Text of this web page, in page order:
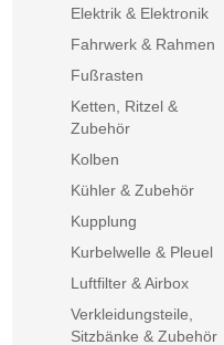
Elektrik & Elektronik
Fahrwerk & Rahmen
Fußrasten
Ketten, Ritzel &
Zubehör
Kolben
Kühler & Zubehör
Kupplung
Kurbelwelle & Pleuel
Luftfilter & Airbox
Verkleidungsteile,
Sitzbänke & Zubehör